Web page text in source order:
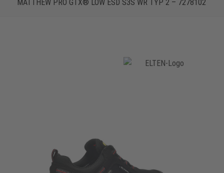
MATTHEW PRO GTX® LOW ESD S3S WR TYP 2 – 7278102